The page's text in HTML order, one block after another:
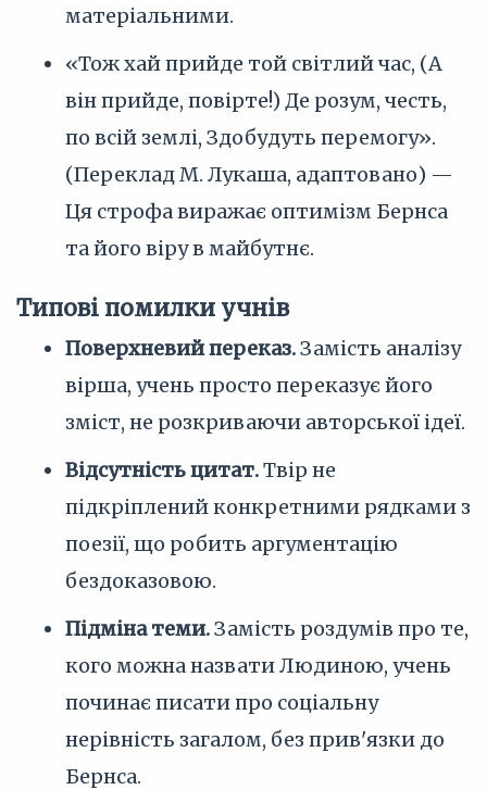
матеріальними.
«Тож хай прийде той світлий час, (А
він прийде, повірте!) Де розум, честь,
по всій землі, Здобудуть перемогу».
(Переклад М. Лукаша, адаптовано) —
Ця строфа виражає оптимізм Бернса
та його віру в майбутнє.
Типові помилки учнів
Поверхневий переказ.Замість аналізу
вірша, учень просто переказує його
зміст, не розкриваючи авторської ідеї.
Відсутність цитат.Твір не
підкріплений конкретними рядками з
поезії, що робить аргументацію
бездоказовою.
Підміна теми.Замість роздумів про те,
кого можна назвати Людиною, учень
починає писати про соціальну
нерівність загалом, без прив'язки до
Бернса.